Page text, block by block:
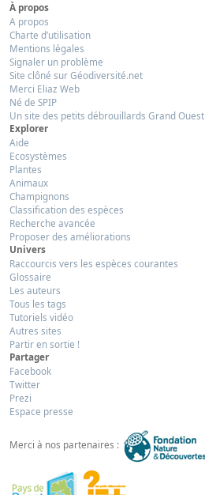
À propos
A propos
Charte d’utilisation
Mentions légales
Signaler un problème
Site clôné sur Géodiversité.net
Merci Eliaz Web
Né de SPIP
Un site des petits débrouillards Grand Ouest
Explorer
Aide
Ecosystèmes
Plantes
Animaux
Champignons
Classification des espèces
Recherche avancée
Proposer des améliorations
Univers
Raccourcis vers les espèces courantes
Glossaire
Les auteurs
Tous les tags
Tutoriels vidéo
Autres sites
Partir en sortie !
Partager
Facebook
Twitter
Prezi
Espace presse
Merci à nos partenaires :